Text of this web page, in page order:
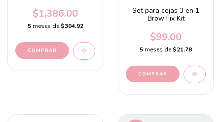
$1,386.00
5 meses de$304.92
Set para cejas 3 en 1
Brow Fix Kit
$99.00
5 meses de$21.78
COMPRAR